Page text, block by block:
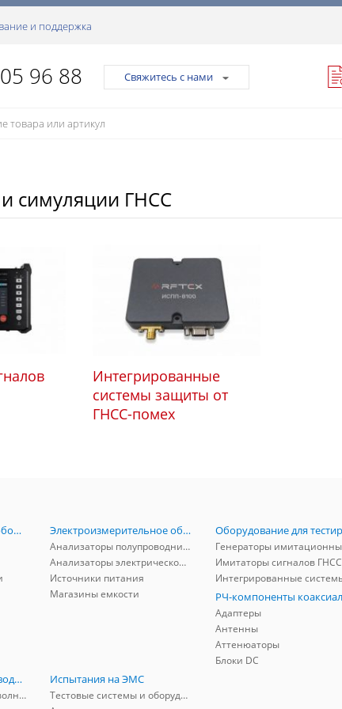
и поддержка
96 88 Свяжитесь с нами
симуляции ГНСС
Интегрированные
системы защиты от
ГНСС-помех
Радиоизмерительное оборудование
Электроизмерительное оборудование
Анализаторы полупроводников
Анализаторы электрической мощности
Источники питания
Магазины емкости
Имитаторы сигналов ГНСС
Адаптеры
Антенны
Аттенюаторы
Блоки DC
РЧ-компоненты волноводные
Адаптеры коаксиально-волноводные
Испытания на ЭМС
Тестовые системы и оборудование